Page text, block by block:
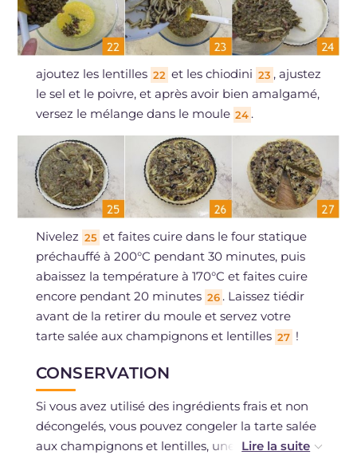
ajoutez les lentilles 22 et les chiodini 23 , ajustez
le sel et le poivre, et après avoir bien amalgamé,
versez le mélange dans le moule 24 .
Nivelez 25 et faites cuire dans le four statique
préchauffé à 200°C pendant 30 minutes, puis
abaissez la température à 170°C et faites cuire
encore pendant 20 minutes 26 . Laissez tiédir
avant de la retirer du moule et servez votre
tarte salée aux champignons et lentilles 27 !
CONSERVATION
Si vous avez utilisé des ingrédients frais et non
décongelés, vous pouvez congeler la tarte salée
aux champignons et lentilles, une fois cuite. Une